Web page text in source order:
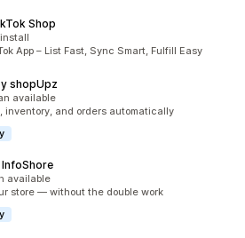
Shop
App – List Fast, Sync Smart, Fulfill Easy
shopUpz
available
inventory, and orders automatically
available
store — without the double work